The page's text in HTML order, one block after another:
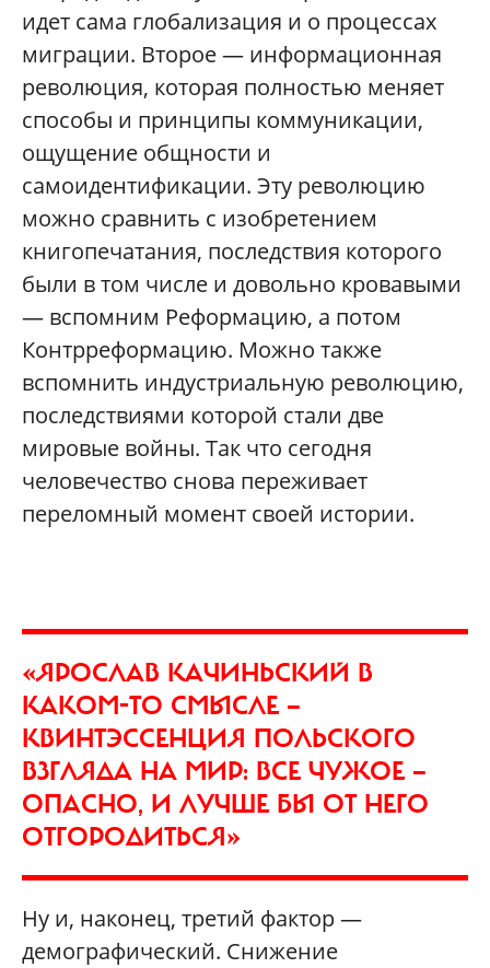
идет сама глобализация и о процессах
миграции. Второе — информационная
революция, которая полностью меняет
способы и принципы коммуникации,
ощущение общности и
самоидентификации. Эту революцию
можно сравнить с изобретением
книгопечатания, последствия которого
были в том числе и довольно кровавыми
— вспомним Реформацию, а потом
Контрреформацию. Можно также
вспомнить индустриальную революцию,
последствиями которой стали две
мировые войны. Так что сегодня
человечество снова переживает
переломный момент своей истории.
«ЯРОСЛАВ КАЧИНЬСКИЙ В
КАКОМ-ТО СМЫСЛЕ —
КВИНТЭССЕНЦИЯ ПОЛЬСКОГО
ВЗГЛЯДА НА МИР: ВСЕ ЧУЖОЕ —
ОПАСНО, И ЛУЧШЕ БЫ ОТ НЕГО
ОТГОРОДИТЬСЯ»
Ну и, наконец, третий фактор —
демографический. Снижение